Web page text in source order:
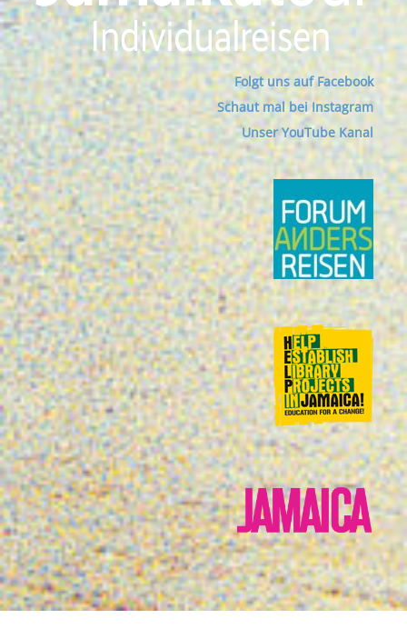
Folgt uns auf Facebook
Schaut mal bei Instagram
Unser YouTube Kanal